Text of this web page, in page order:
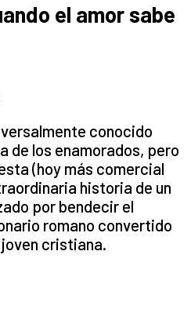
el amor sabe
conocido
de los enamorados, pero
(hoy más comercial
historia de un
por bendecir el
romano convertido
cristiana.